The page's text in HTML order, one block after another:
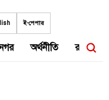
ই-পেপার
অর্থনীতি রাজনীতি